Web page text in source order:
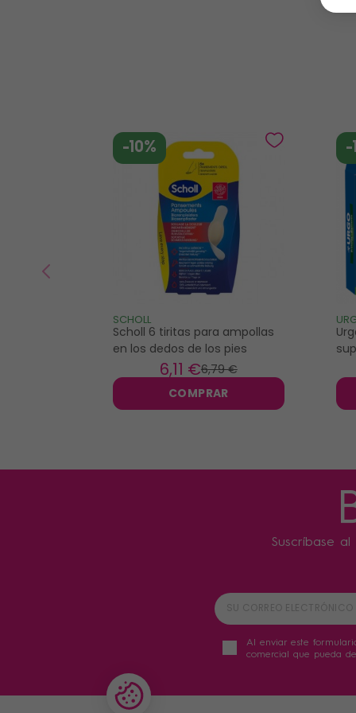
-10%
SCHOLL
Scholl 6 tiritas para ampollas
en los dedos de los pies
6,79 €
6,11 €
COMPRAR
-
Suscríbase
Al enviar este
comercial que pueda